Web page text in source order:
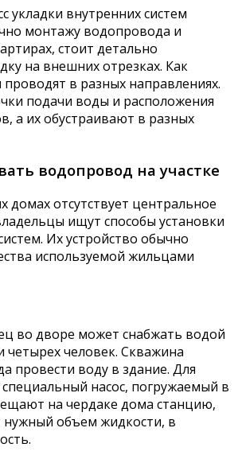
укладки внутренних систем
монтажу водопровода и
стоит детально
на внешних отрезках. Как
проводят в разных направлениях.
подачи воды и расположения
а их обустраивают в разных
водопровод на участке
домах отсутствует центральное
ищут способы установки
Их устройство обычно
используемой жильцами
во дворе может снабжать водой
четырех человек. Скважина
провести воду в здание. Для
насос, погружаемый в
на чердаке дома станцию,
нужный объем жидкости, в